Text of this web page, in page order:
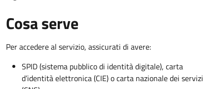
Cosa serve
Per accedere al servizio, assicurati di avere:
SPID (sistema pubblico di identità digitale), carta
d’identità elettronica (CIE) o carta nazionale dei servizi